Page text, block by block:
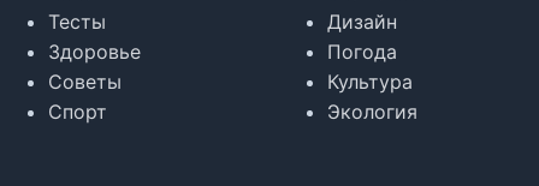
Тесты
Здоровье
Советы
Спорт
Дизайн
Погода
Культура
Экология